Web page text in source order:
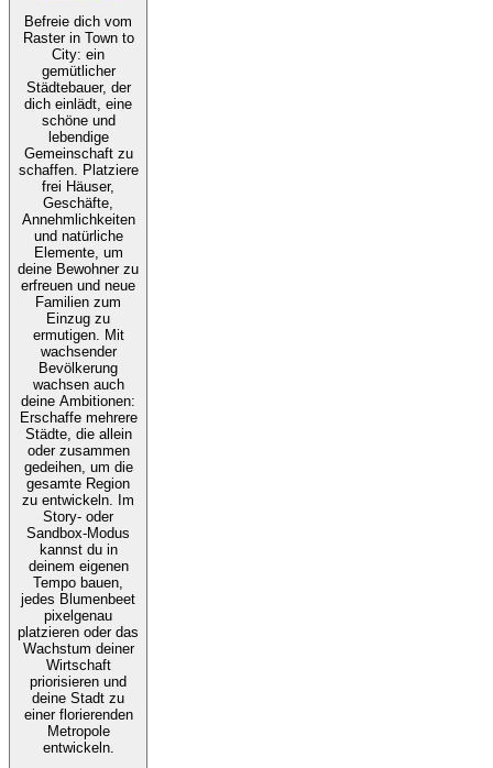
Befreie dich vom
Raster in Town to
City: ein
gemütlicher
Städtebauer, der
dich einlädt, eine
schöne und
lebendige
Gemeinschaft zu
schaffen. Platziere
frei Häuser,
Geschäfte,
Annehmlichkeiten
und natürliche
Elemente, um
deine Bewohner zu
erfreuen und neue
Familien zum
Einzug zu
ermutigen. Mit
wachsender
Bevölkerung
wachsen auch
deine Ambitionen:
Erschaffe mehrere
Städte, die allein
oder zusammen
gedeihen, um die
gesamte Region
zu entwickeln. Im
Story- oder
Sandbox-Modus
kannst du in
deinem eigenen
Tempo bauen,
jedes Blumenbeet
pixelgenau
platzieren oder das
Wachstum deiner
Wirtschaft
priorisieren und
deine Stadt zu
einer florierenden
Metropole
entwickeln.